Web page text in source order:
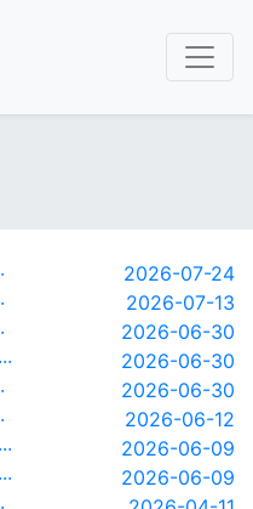
2026-07-24
2026-07-13
2026-06-30
2026-06-30
2026-06-30
2026-06-12
2026-06-09
2026-06-09